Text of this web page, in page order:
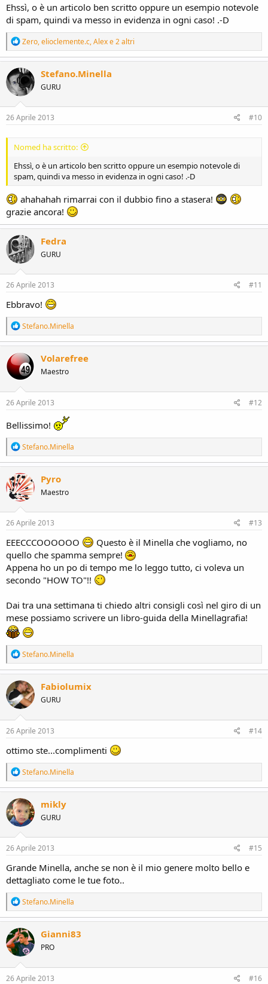
Ehssì, o è un articolo ben scritto oppure un esempio notevole
di spam, quindi va messo in evidenza in ogni caso! .-D
R
e
a
c
t
i
o
n
s
Zero,elioclemente.c,Alexe 2 altri
Stefano.Minella
GURU
26 Aprile 2013 #10
Nomed ha scritto:
Ehssì, o è un articolo ben scritto oppure un esempio notevole di
spam, quindi va messo in evidenza in ogni caso! .-D
ahahahah rimarrai con il dubbio fino a stasera!
grazie ancora!
Fedra
GURU
26 Aprile 2013 #11
Ebbravo!
R
e
a
c
t
i
o
n
s
Stefano.Minella
Volarefree
Maestro
26 Aprile 2013 #12
Bellissimo!
R
e
a
c
t
i
o
n
s
Stefano.Minella
Pyro
Maestro
26 Aprile 2013 #13
EEECCCOOOOOO
Questo è il Minella che vogliamo, no
quello che spamma sempre!
Appena ho un po di tempo me lo leggo tutto, ci voleva un
secondo "HOW TO"!!
Dai tra una settimana ti chiedo altri consigli così nel giro di un
mese possiamo scrivere un libro-guida della Minellagrafia!
R
e
a
c
t
i
o
n
s
Stefano.Minella
Fabiolumix
GURU
26 Aprile 2013 #14
ottimo ste...complimenti
R
e
a
c
t
i
o
n
s
Stefano.Minella
mikly
GURU
26 Aprile 2013 #15
Grande Minella, anche se non è il mio genere molto bello e
dettagliato come le tue foto..
R
e
a
c
t
i
o
n
s
Stefano.Minella
Gianni83
PRO
26 Aprile 2013 #16